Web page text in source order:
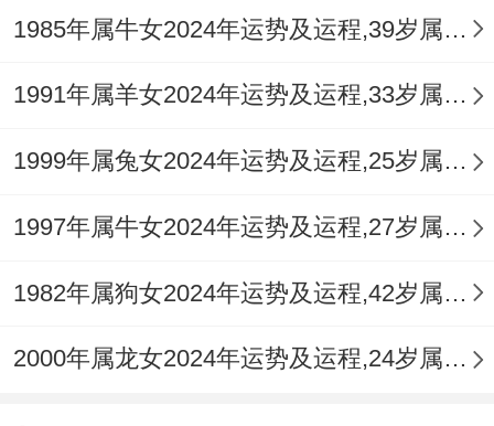
乱，造成免疫力下降，精神层面，「七杀」
虑，失眠、情绪波动大。
这一年务必把健康管理置于首位。建立规律
其注意夏季（火旺之时）的养生，避免过度
劳累与情绪激动，可佩戴祥安阁蟾来献瑞
吊
库的意象，不仅能助守财气，亦有安抚心
1985年属牛女2024年运势及运程,39岁属牛人2024全年每月运势女性如何
1991年属羊女2024年运势及运程,33岁属羊人2024全年每月运势女性如何
1999年属兔女2024年运势及运程,25岁属兔人2024全年每月运势女性如何
1997年属牛女2024年运势及运程,27岁属牛人2024全年每月运势女性如何
1982年属狗女2024年运势及运程,42岁属狗人2024全年每月运势女性如何
2000年属龙女2024年运势及运程,24岁属龙人2024全年每月运势女性如何